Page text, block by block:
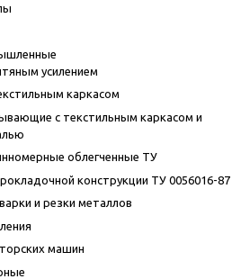
усилением
каркасом
с текстильным каркасом и
облегченные ТУ
конструкции ТУ 0056016-87
и резки металлов
машин